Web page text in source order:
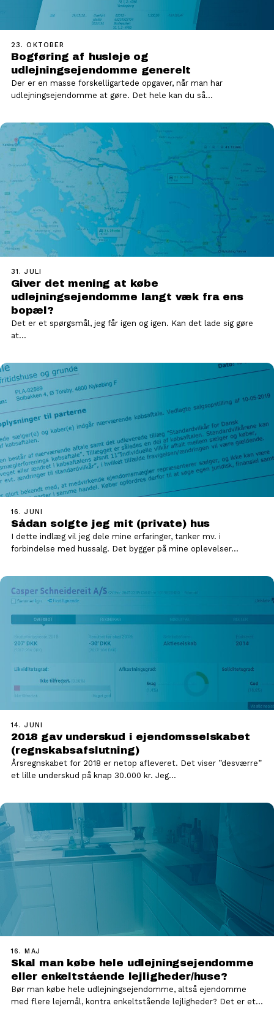
23. OKTOBER
Bogføring af husleje og
udlejningsejendomme generelt
Der er en masse forskelligartede opgaver, når man har
udlejningsejendomme at gøre. Det hele kan du så…
31. JULI
Giver det mening at købe
udlejningsejendomme langt væk fra ens
bopæl?
Det er et spørgsmål, jeg får igen og igen. Kan det lade sig gøre
at…
16. JUNI
Sådan solgte jeg mit (private) hus
I dette indlæg vil jeg dele mine erfaringer, tanker mv. i
forbindelse med hussalg. Det bygger på mine oplevelser…
14. JUNI
2018 gav underskud i ejendomsselskabet
(regnskabsafslutning)
Årsregnskabet for 2018 er netop afleveret. Det viser ”desværre”
et lille underskud på knap 30.000 kr. Jeg…
16. MAJ
Skal man købe hele udlejningsejendomme
eller enkeltstående lejligheder/huse?
Bør man købe hele udlejningsejendomme, altså ejendomme
med flere lejemål, kontra enkeltstående lejligheder? Det er et